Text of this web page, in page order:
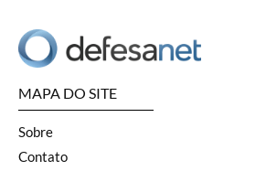
MAPA DO SITE
Sobre
Contato